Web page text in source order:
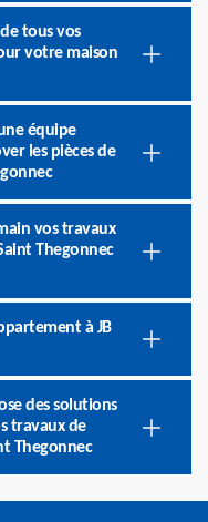
tous vos
votre maison
équipe
les pièces de
vos travaux
Thegonnec
à JB
des solutions
travaux de
Thegonnec